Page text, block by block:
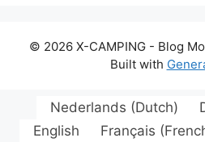
© 2026 X-CAMPING - Blog
Built with
Nederlands (Dutch)
English
Français (